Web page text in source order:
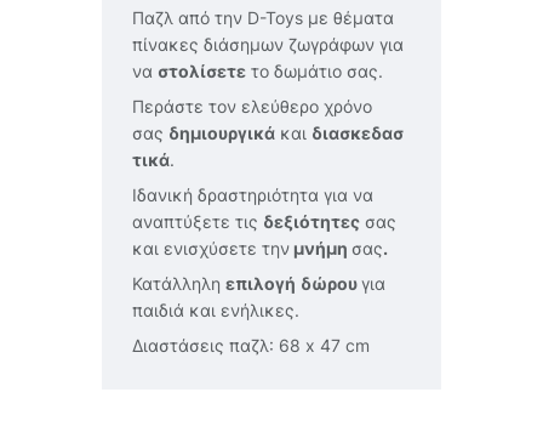
Παζλ από την D-Toys με θέματα
πίνακες διάσημων ζωγράφων για
να στολίσετε το δωμάτιο σας.
Περάστε τον ελεύθερο χρόνο
σας δημιουργικά και διασκεδασ
τικά.
Ιδανική δραστηριότητα για να
αναπτύξετε τις δεξιότητες σας
και ενισχύσετε τηνμνήμη σας.
Κατάλληλη επιλογή δώρουγια
παιδιά και ενήλικες.
Διαστάσεις παζλ: 68 x 47 cm